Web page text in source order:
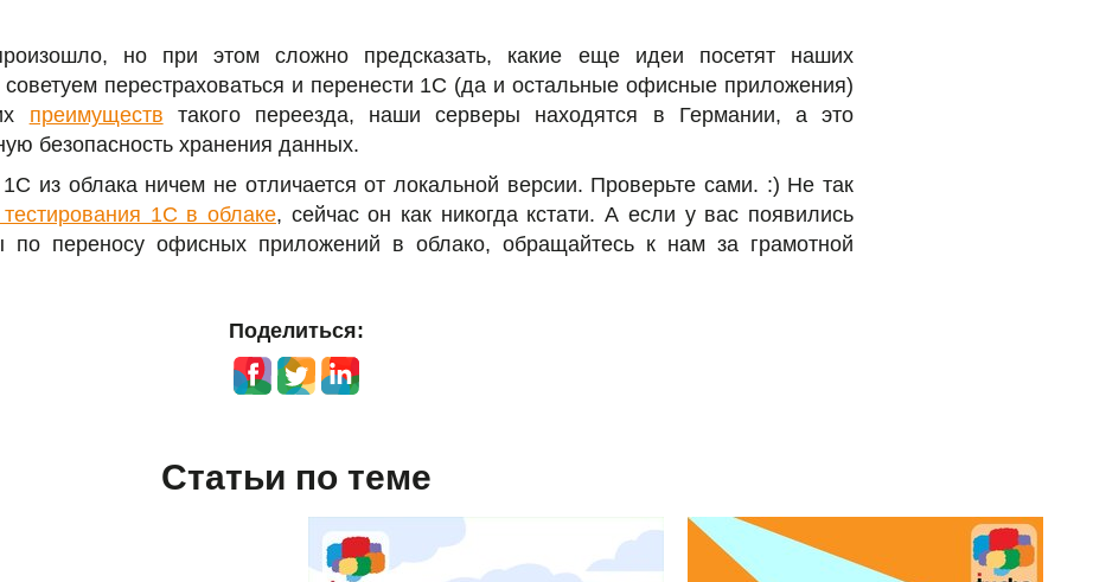
но при этом сложно предсказать, какие еще идеи посетят наших
перестраховаться и перенести 1С (да и остальные офисные приложения)
преимуществ такого переезда, наши серверы находятся в Германии, а это
безопасность хранения данных.
из облака ничем не отличается от локальной версии. Проверьте сами. :) Не так
1С в облаке, сейчас он как никогда кстати. А если у вас появились
по переносу офисных приложений в облако, обращайтесь к нам за грамотной
Поделиться:
Статьи по теме